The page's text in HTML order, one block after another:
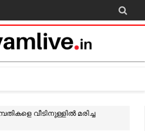

വീടിനുള്ളിൽ മരിച്ച